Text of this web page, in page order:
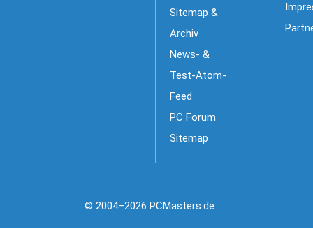
Sitemap &
Archiv
News- &
Test-Atom-
Feed
PC Forum
Sitemap
© 2004–2026 PCMasters.de